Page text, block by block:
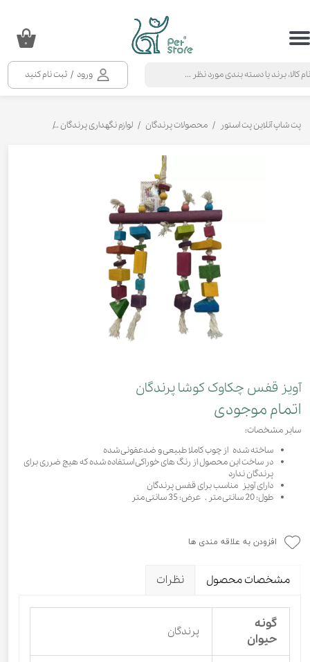
ورود / ثبت نام کنید
حساب کاربری من
خروج از حساب کاربری
۰
پت شاپ آنلاین پت استور محصولات پرندگان لوازم نگهداری پرندگان
آویز قفس چکاوک کوشا پرندگان
اتمام موجودی
سایر مشخصات:
ساخته شده از چوب کاملا طبیعی و ضدعفونی شده
در ساخت این محصول از رنگ های خوراکی استفاده شده که هیچ ضرری برای
پرندگان ندارد
دارای آویز مناسب برای قفس پرندگان
طول: 20 سانتی متر . عرض: 35 سانتی متر
افزودن به علاقه مندی ها
مشخصات محصول نظرات
گونه
حیوان
پرندگان